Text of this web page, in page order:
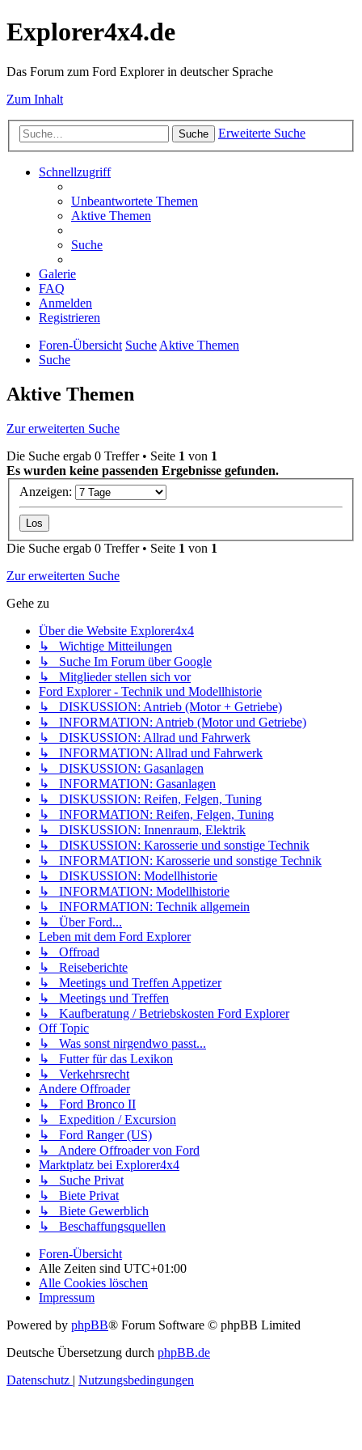
Explorer4x4.de
Das Forum zum Ford Explorer in deutscher Sprache
Zum Inhalt
Suche Erweiterte Suche
Schnellzugriff
Unbeantwortete Themen
Aktive Themen
Suche
Galerie
FAQ
Anmelden
Registrieren
Foren-Übersicht SucheAktive Themen
Suche
Aktive Themen
Zur erweiterten Suche
Die Suche ergab 0 Treffer • Seite 1 von 1
Es wurden keine passenden Ergebnisse gefunden.
Anzeigen:
Die Suche ergab 0 Treffer • Seite 1 von 1
Zur erweiterten Suche
Gehe zu
Über die Website Explorer4x4
↳ Wichtige Mitteilungen
↳ Suche Im Forum über Google
↳ Mitglieder stellen sich vor
Ford Explorer - Technik und Modellhistorie
↳ DISKUSSION: Antrieb (Motor + Getriebe)
↳ INFORMATION: Antrieb (Motor und Getriebe)
↳ DISKUSSION: Allrad und Fahrwerk
↳ INFORMATION: Allrad und Fahrwerk
↳ DISKUSSION: Gasanlagen
↳ INFORMATION: Gasanlagen
↳ DISKUSSION: Reifen, Felgen, Tuning
↳ INFORMATION: Reifen, Felgen, Tuning
↳ DISKUSSION: Innenraum, Elektrik
↳ DISKUSSION: Karosserie und sonstige Technik
↳ INFORMATION: Karosserie und sonstige Technik
↳ DISKUSSION: Modellhistorie
↳ INFORMATION: Modellhistorie
↳ INFORMATION: Technik allgemein
↳ Über Ford...
Leben mit dem Ford Explorer
↳ Offroad
↳ Reiseberichte
↳ Meetings und Treffen Appetizer
↳ Meetings und Treffen
↳ Kaufberatung / Betriebskosten Ford Explorer
Off Topic
↳ Was sonst nirgendwo passt...
↳ Futter für das Lexikon
↳ Verkehrsrecht
Andere Offroader
↳ Ford Bronco II
↳ Expedition / Excursion
↳ Ford Ranger (US)
↳ Andere Offroader von Ford
Marktplatz bei Explorer4x4
↳ Suche Privat
↳ Biete Privat
↳ Biete Gewerblich
↳ Beschaffungsquellen
Foren-Übersicht
Alle Zeiten sind UTC+01:00
Alle Cookies löschen
Impressum
Powered by phpBB® Forum Software © phpBB Limited
Deutsche Übersetzung durch phpBB.de
Datenschutz | Nutzungsbedingungen